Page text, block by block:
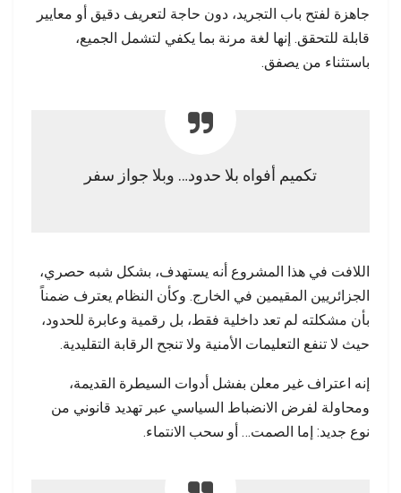
جاهزة لفتح باب التجريد، دون حاجة لتعريف دقيق أو معايير
قابلة للتحقق. إنها لغة مرنة بما يكفي لتشمل الجميع،
باستثناء من يصفق.
تكميم أفواه بلا حدود… وبلا جواز سفر
اللافت في هذا المشروع أنه يستهدف، بشكل شبه حصري،
الجزائريين المقيمين في الخارج. وكأن النظام يعترف ضمناً
بأن مشكلته لم تعد داخلية فقط، بل رقمية وعابرة للحدود،
حيث لا تنفع التعليمات الأمنية ولا تنجح الرقابة التقليدية.
إنه اعتراف غير معلن بفشل أدوات السيطرة القديمة،
ومحاولة لفرض الانضباط السياسي عبر تهديد قانوني من
نوع جديد: إما الصمت… أو سحب الانتماء.